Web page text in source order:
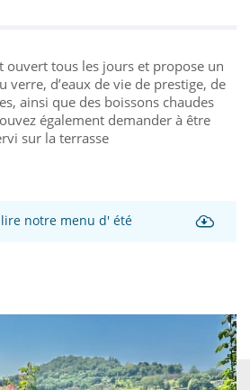
ouvert tous les jours et propose un
verre, d’eaux de vie de prestige, de
ainsi que des boissons chaudes
également demander à être
sur la terrasse
notre menu d' été